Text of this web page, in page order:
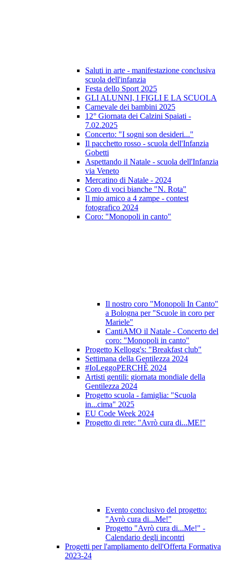
Saluti in arte - manifestazione conclusiva
scuola dell'infanzia
Festa dello Sport 2025
GLI ALUNNI, I FIGLI E LA SCUOLA
Carnevale dei bambini 2025
12° Giornata dei Calzini Spaiati -
7.02.2025
Concerto: "I sogni son desideri..."
Il pacchetto rosso - scuola dell'Infanzia
Gobetti
Aspettando il Natale - scuola dell'Infanzia
via Veneto
Mercatino di Natale - 2024
Coro di voci bianche "N. Rota"
Il mio amico a 4 zampe - contest
fotografico 2024
Coro: "Monopoli in canto"
Il nostro coro "Monopoli In Canto"
a Bologna per "Scuole in coro per
Mariele"
CantiAMO il Natale - Concerto del
coro: "Monopoli in canto"
Progetto Kellogg's: "Breakfast club"
Settimana della Gentilezza 2024
#IoLeggoPERCHÈ 2024
Artisti gentili: giornata mondiale della
Gentilezza 2024
Progetto scuola - famiglia: "Scuola
in...cima" 2025
EU Code Week 2024
Progetto di rete: "Avrò cura di...ME!"
Evento conclusivo del progetto:
"Avrò cura di...Me!"
Progetto "Avrò cura di...Me!" -
Calendario degli incontri
Progetti per l'ampliamento dell'Offerta Formativa
2023-24